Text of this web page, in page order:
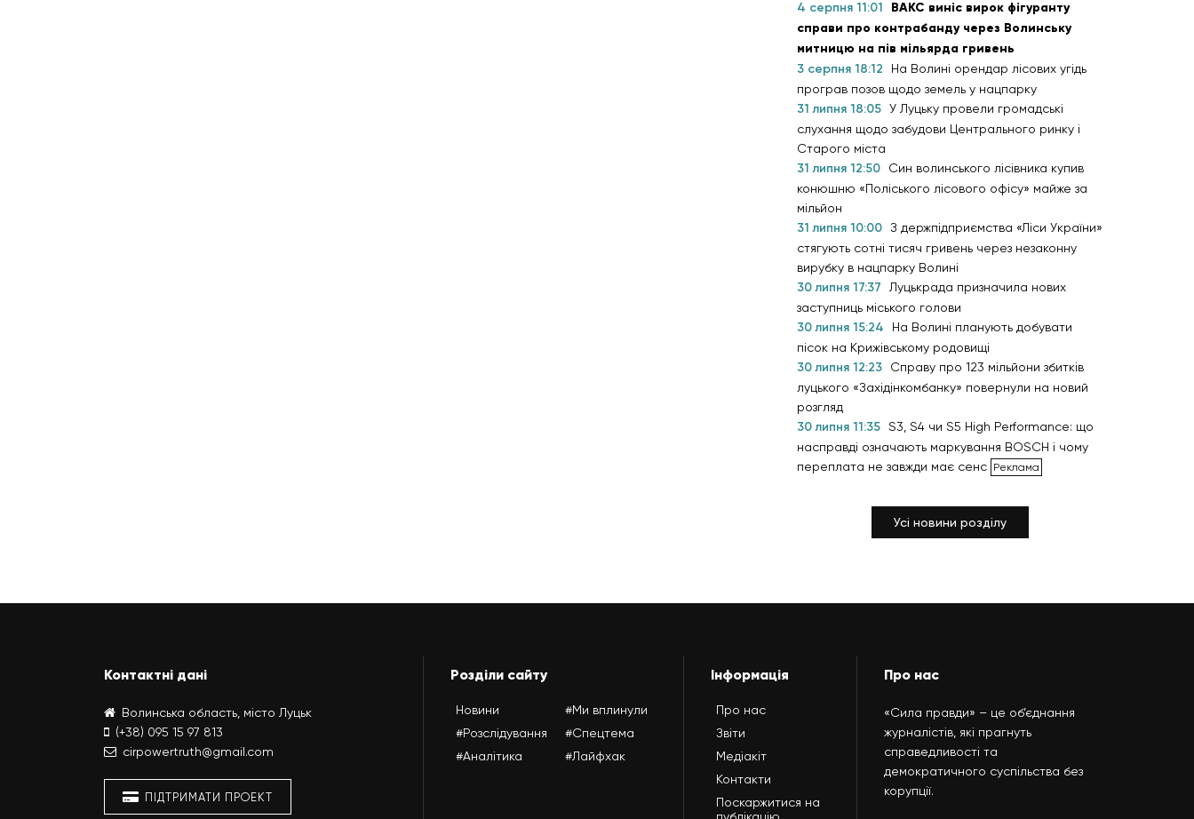
4 серпня 11:01
ВАКС виніс вирок фігуранту
справи про контрабанду через Волинську
митницю на пів мільярда гривень
3 серпня 18:12
На Волині орендар лісових угідь
програв позов щодо земель у нацпарку
31 липня 18:05 У Луцьку провели громадські
слухання щодо забудови Центрального ринку і
Старого міста
31 липня 12:50
Син волинського лісівника купив
конюшню «Поліського лісового офісу» майже за
мільйон
31 липня 10:00 З держпідприємства «Ліси України»
стягують сотні тисяч гривень через незаконну
вирубку в нацпарку Волині
30 липня 17:37
Луцькрада призначила нових
заступниць міського голови
30 липня 15:24
На Волині планують добувати
пісок на Крижівському родовищі
30 липня 12:23
Справу про 123 мільйони збитків
луцького «Західінкомбанку» повернули на новий
розгляд
30 липня 11:35 S3, S4 чи S5 High Performance: що
насправді означають маркування BOSCH і чому
переплата не завжди має сенс
Усі новини розділу
Контактні дані
Волинська область, місто Луцьк
(+38) 095 15 97 813
cirpowertruth@gmail.com
ПІДТРИМАТИ ПРОЕКТ
Розділи сайту
Новини
#Розслідування
#Аналітика
#Ми вплинули
#Спецтема
#Лайфхак
Інформація
Про нас
Звіти
Медіакіт
Контакти
Поскаржитися на
Про нас
«Сила правди» – це об’єднання
журналістів, які прагнуть
справедливості та
демократичного суспільства без
корупції.